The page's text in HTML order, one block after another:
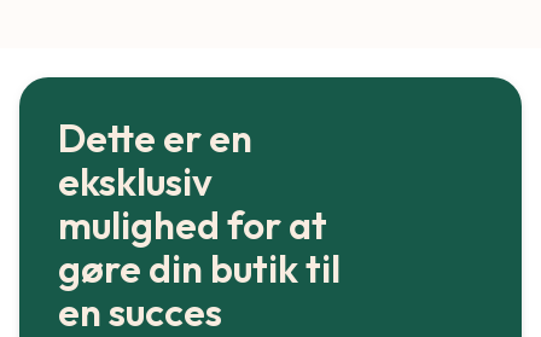
Dette er en
eksklusiv
mulighed for at
gøre din butik til
en succes